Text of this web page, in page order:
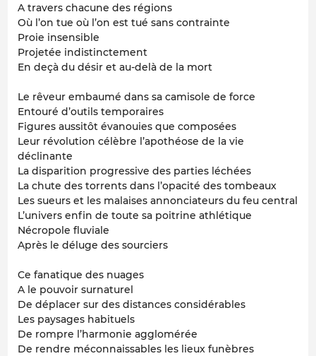
A travers chacune des régions
Où l’on tue où l’on est tué sans contrainte
Proie insensible
Projetée indistinctement
En deçà du désir et au-delà de la mort
Le rêveur embaumé dans sa camisole de force
Entouré d’outils temporaires
Figures aussitôt évanouies que composées
Leur révolution célèbre l’apothéose de la vie
déclinante
La disparition progressive des parties léchées
La chute des torrents dans l’opacité des tombeaux
Les sueurs et les malaises annonciateurs du feu central
L’univers enfin de toute sa poitrine athlétique
Nécropole fluviale
Après le déluge des sourciers
Ce fanatique des nuages
A le pouvoir surnaturel
De déplacer sur des distances considérables
Les paysages habituels
De rompre l’harmonie agglomérée
De rendre méconnaissables les lieux funèbres